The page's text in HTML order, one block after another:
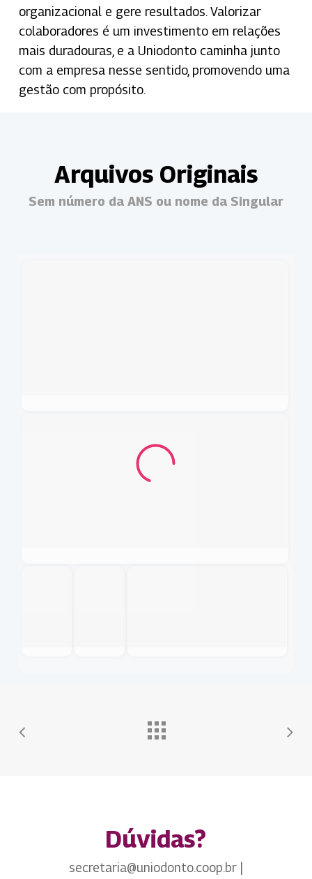
organizacional e gere resultados. Valorizar
colaboradores é um investimento em relações
mais duradouras, e a Uniodonto caminha junto
com a empresa nesse sentido, promovendo uma
gestão com propósito.
Arquivos Originais
Sem número da ANS ou nome da Singular
Dúvidas?
secretaria@uniodonto.coop.br |